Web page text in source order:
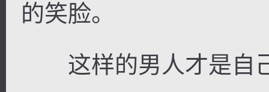
的笑脸。
这样的男人才是自